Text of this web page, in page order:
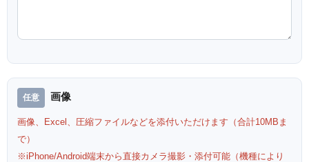
画像
画像、Excel、圧縮ファイルなどを添付いただけます（合計10MBま
で）
※iPhone/Android端末から直接カメラ撮影・添付可能（機種により